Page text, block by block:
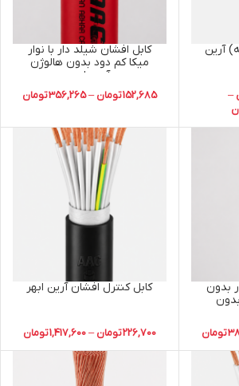
آرین
–
کابل افشان شیلد دار با نوار
میکا کم دود بدون هالوژن
آرین ابهر
152,685تومان –
356,265تومان
بدون
تومان
کابل کنترل افشان آرین ابهر
226,700تومان –
1,417,600تومان